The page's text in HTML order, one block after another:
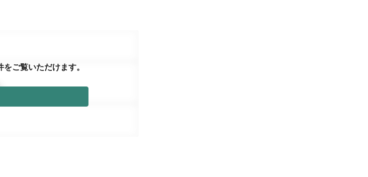
をご覧いただけます。